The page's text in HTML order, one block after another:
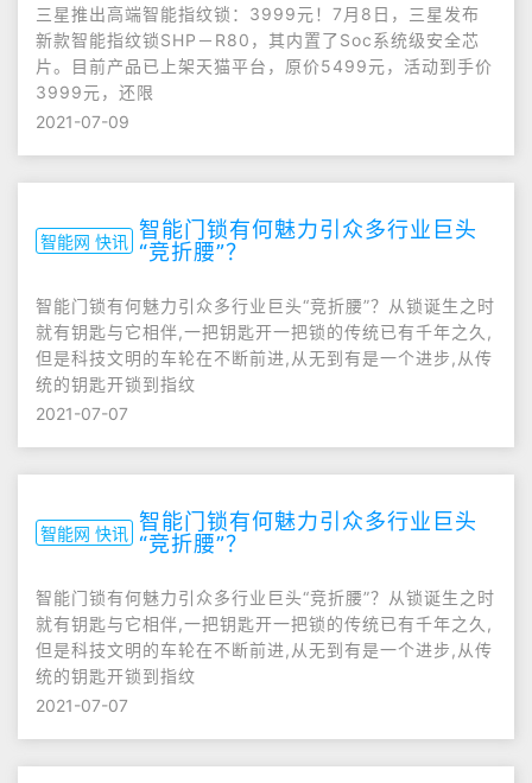
三星推出高端智能指纹锁：3999元！7月8日，三星发布
新款智能指纹锁SHP－R80，其内置了Soc系统级安全芯
片。目前产品已上架天猫平台，原价5499元，活动到手价
3999元，还限
2021-07-09
智能网 快讯 智能门锁有何魅力引众多行业巨头
“竞折腰”？
智能门锁有何魅力引众多行业巨头“竞折腰”？从锁诞生之时
就有钥匙与它相伴,一把钥匙开一把锁的传统已有千年之久,
但是科技文明的车轮在不断前进,从无到有是一个进步,从传
统的钥匙开锁到指纹
2021-07-07
智能网 快讯 智能门锁有何魅力引众多行业巨头
“竞折腰”？
智能门锁有何魅力引众多行业巨头“竞折腰”？从锁诞生之时
就有钥匙与它相伴,一把钥匙开一把锁的传统已有千年之久,
但是科技文明的车轮在不断前进,从无到有是一个进步,从传
统的钥匙开锁到指纹
2021-07-07